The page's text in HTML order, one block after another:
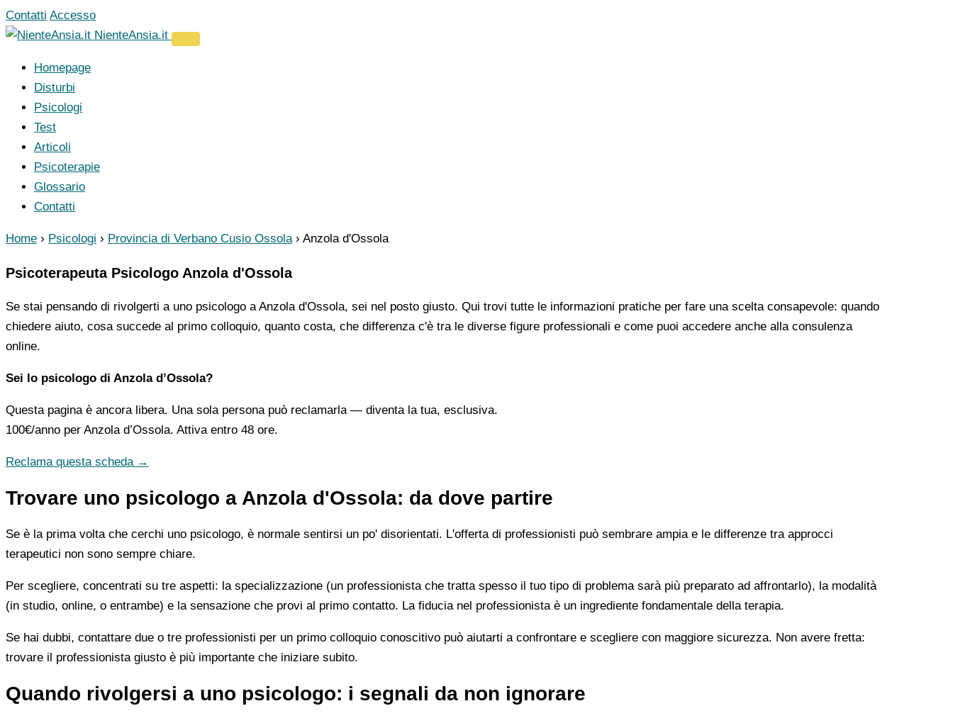
Vai
al
Contatti Accesso
NienteAnsia.it
Homepage
Disturbi
Psicologi
Test
Articoli
Psicoterapie
Glossario
Contatti
Home › Psicologi › Provincia di Verbano Cusio Ossola › Anzola d'Ossola
Psicoterapeuta Psicologo Anzola d'Ossola
Se stai pensando di rivolgerti a uno psicologo a Anzola d'Ossola, sei nel posto giusto. Qui trovi tutte le informazioni pratiche per fare una scelta consapevole: quando
chiedere aiuto, cosa succede al primo colloquio, quanto costa, che differenza c'è tra le diverse figure professionali e come puoi accedere anche alla consulenza
online.
Sei lo psicologo di Anzola d’Ossola?
Questa pagina è ancora libera. Una sola persona può reclamarla — diventa la tua, esclusiva.
100€/anno per Anzola d’Ossola. Attiva entro 48 ore.
Reclama questa scheda →
Trovare uno psicologo a Anzola d'Ossola: da dove partire
Se è la prima volta che cerchi uno psicologo, è normale sentirsi un po' disorientati. L'offerta di professionisti può sembrare ampia e le differenze tra approcci
terapeutici non sono sempre chiare.
Per scegliere, concentrati su tre aspetti: la specializzazione (un professionista che tratta spesso il tuo tipo di problema sarà più preparato ad affrontarlo), la modalità
(in studio, online, o entrambe) e la sensazione che provi al primo contatto. La fiducia nel professionista è un ingrediente fondamentale della terapia.
Se hai dubbi, contattare due o tre professionisti per un primo colloquio conoscitivo può aiutarti a confrontare e scegliere con maggiore sicurezza. Non avere fretta:
trovare il professionista giusto è più importante che iniziare subito.
Quando rivolgersi a uno psicologo: i segnali da non ignorare